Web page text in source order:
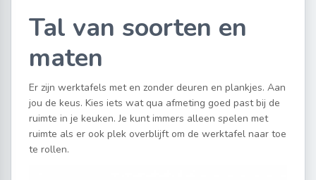
Tal van soorten en
maten
Er zijn werktafels met en zonder deuren en plankjes. Aan
jou de keus. Kies iets wat qua afmeting goed past bij de
ruimte in je keuken. Je kunt immers alleen spelen met
ruimte als er ook plek overblijft om de werktafel naar toe
te rollen.